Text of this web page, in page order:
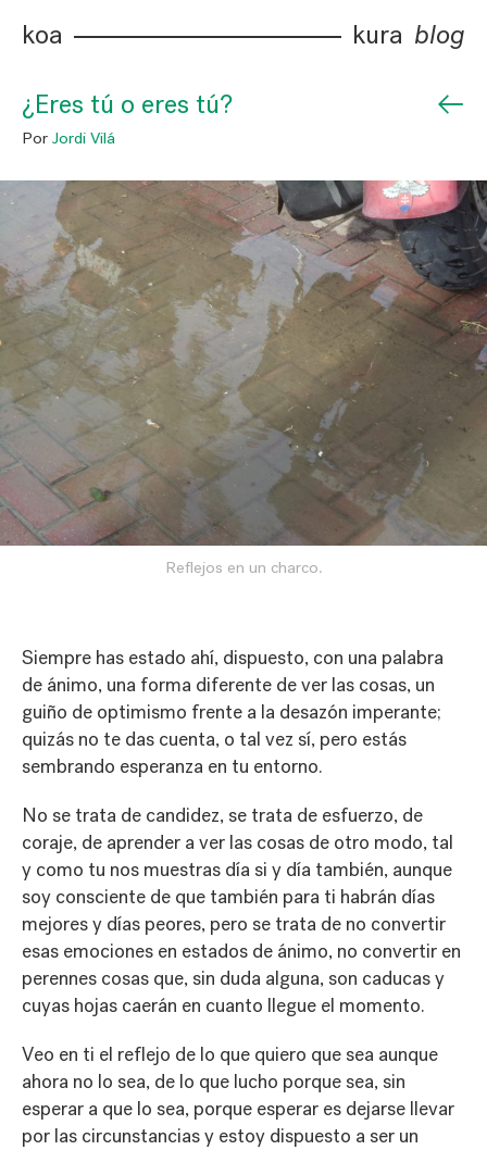
koa kura blog
¿Eres tú o eres tú? ←
Por Jordi Vilá
Reflejos en un charco.
Siempre has estado ahí, dispuesto, con una palabra
de ánimo, una forma diferente de ver las cosas, un
guiño de optimismo frente a la desazón imperante;
quizás no te das cuenta, o tal vez sí, pero estás
sembrando esperanza en tu entorno.
No se trata de candidez, se trata de esfuerzo, de
coraje, de aprender a ver las cosas de otro modo, tal
y como tu nos muestras día si y día también, aunque
soy consciente de que también para ti habrán días
mejores y días peores, pero se trata de no convertir
esas emociones en estados de ánimo, no convertir en
perennes cosas que, sin duda alguna, son caducas y
cuyas hojas caerán en cuanto llegue el momento.
Veo en ti el reflejo de lo que quiero que sea aunque
ahora no lo sea, de lo que lucho porque sea, sin
esperar a que lo sea, porque esperar es dejarse llevar
por las circunstancias y estoy dispuesto a ser un